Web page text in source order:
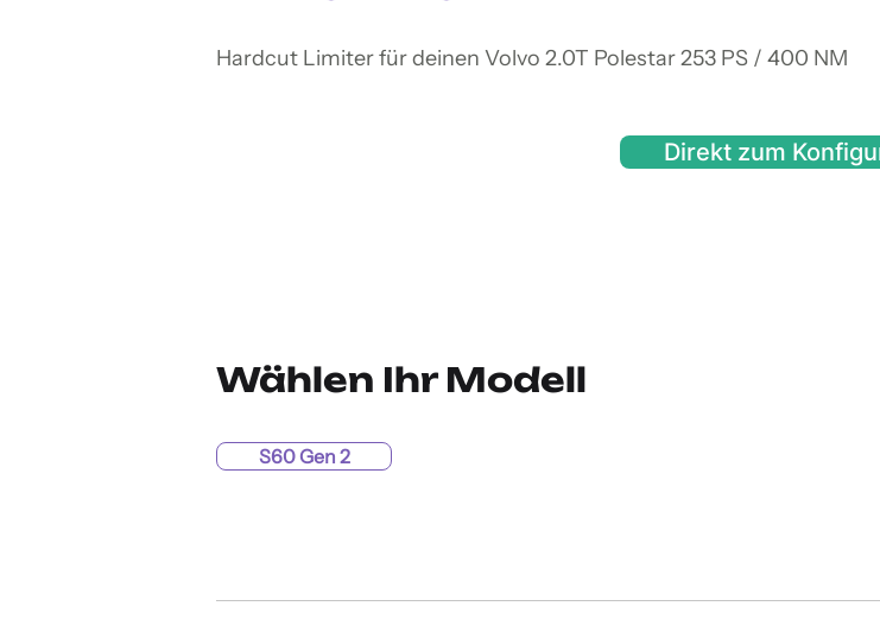
Hardcut Limiter für deinen Volvo 2.0T Polestar 253 PS / 400 NM
Direkt zum
Wählen Ihr Modell
S60 Gen 2